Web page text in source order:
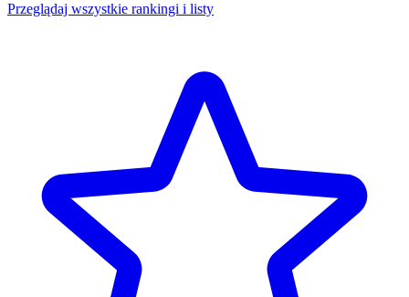
Przeglądaj wszystkie rankingi i listy